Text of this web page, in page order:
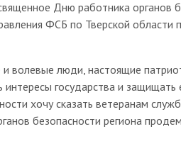
Дню работника органов
ФСБ по Тверской области
волевые люди, настоящие
государства и
хочу сказать ветеранам
безопасности региона